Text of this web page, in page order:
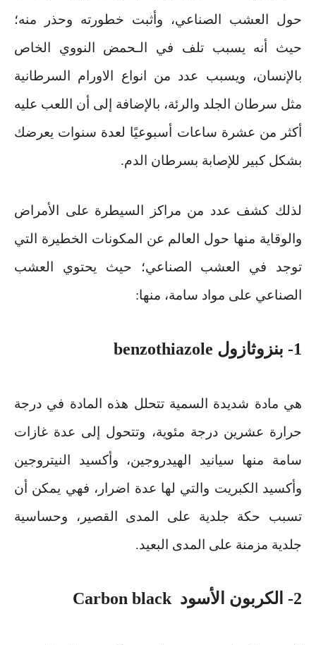
حول العشب الصناعي، وأثبت خطورته وحذر منه؛
حيث أنه يسبب تلف في الـحمض النووي الخاص
بالإنسان، ويسبب عدد من انواع الاورام السرطانية
مثل سرطان الجلد والرئة، بالإضافة إلى أن اللعب عليه
أكثر من عشرة ساعات أسبوعيًا لعدة سنوات يعرضك
بشكل كبير للإصابة بسرطان الدم.
لذلك كشف عدد من مراكز السيطرة على الأمراض
والوقاية منها حول العالم عن المكونات الخطيرة التي
توجد في العشب الصناعي؛ حيث يحتوي العشب
الصناعي على مواد سامة، منها:
1- بنزوثازول benzothiazole
هي مادة شديدة السمية تتحلل هذه المادة في درجة
حرارة عشرين درجة مئوية، وتتحول إلى عدة غازات
سامة منها سيانيد الهيدروجين، وأكسيد النيتروجين
وأكسيد الكبريت والتي لها عدة اضرار، فهي يمكن أن
تسبب حكة جلدية على المدى القصير، وحساسية
جلدية مزمنة على المدى البعيد.
2- الكربون الأسود Carbon black